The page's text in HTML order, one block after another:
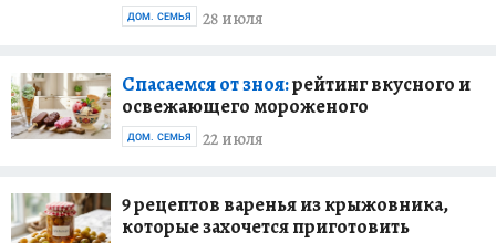
28 июля
ДОМ. СЕМЬЯ
Спасаемся от зноя:рейтинг вкусного и
освежающего мороженого
22 июля
ДОМ. СЕМЬЯ
9 рецептов варенья из крыжовника,
которые захочется приготовить